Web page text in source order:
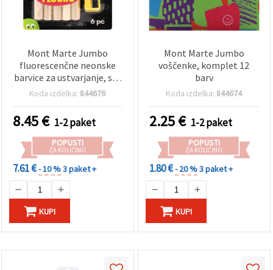
Mont Marte Jumbo
fluorescenčne neonske
barvice za ustvarjanje, set
s šilčkom, 6 kosov
Koda izdelka: 844676
8.45€ 1-2 paket
POPUSTI
ZA KOLIČINO
7.61 €- 10 %3 paket +
KUPI
Mont Marte Jumbo
voščenke, komplet 12
barv
Koda izdelka: 844674
2.25€ 1-2 paket
POPUSTI
ZA KOLIČINO
1.80 €- 20 %3 paket +
KUPI